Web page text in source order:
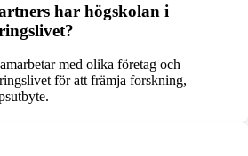
har högskolan i
med olika företag och
för att främja forskning,